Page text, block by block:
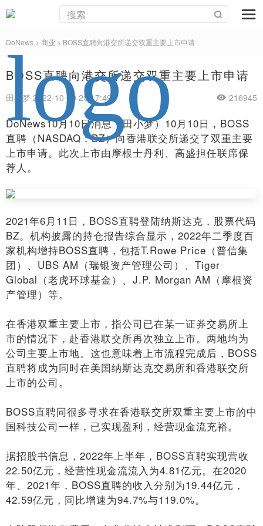
DoNews > 商业 > BOSS直聘向港交所递交双重主要上市申请
BOSS直聘向港交所递交双重主要上市申请
田小梦 2022-10-10 20:17:49 216945
DoNews10月10日消息（田小梦）10月10日，BOSS
直聘（NASDAQ：BZ）向香港联交所递交了双重主要
上市申请。此次上市由摩根士丹利、高盛担任联席保
荐人。
2021年6月11日，BOSS直聘登陆纳斯达克，股票代码
BZ。机构披露的持仓报告综合显示，2022年二季度百
家机构增持BOSS直聘，包括T.Rowe Price（普信集
团）、UBS AM（瑞银资产管理公司）、Tiger
Global（老虎环球基金）、J.P. Morgan AM（摩根资
产管理）等。
在香港双重主要上市，指公司已在某一证券交易所上
市的情况下，赴香港联交所再次独立上市。两地均为
公司主要上市地。这也意味着上市流程完成后，BOSS
直聘将成为同时在美国纳斯达克交易所和香港联交所
上市的公司。
BOSS直聘同很多寻求在香港联交所双重主要上市的中
国科技公司一样，已实现盈利，经营现金流充裕。
据招股书信息，2022年上半年，BOSS直聘实现营收
22.50亿元，经营性现金流流入为4.81亿元。在2020
年、2021年，BOSS直聘的收入分别为19.44亿元，
42.59亿元，同比增速为94.7%与119.0%。